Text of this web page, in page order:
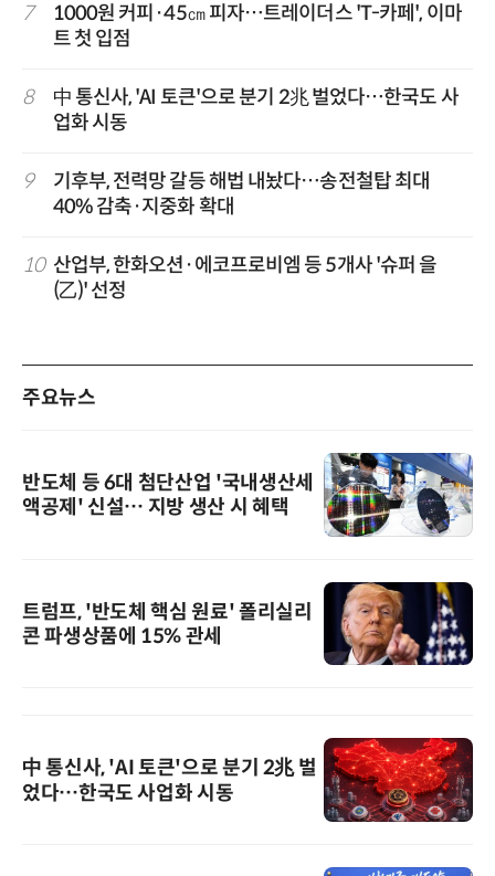
7
1000원 커피·45㎝ 피자…트레이더스 'T-카페', 이마
트 첫 입점
8
中 통신사, 'AI 토큰'으로 분기 2兆 벌었다…한국도 사
업화 시동
9
기후부, 전력망 갈등 해법 내놨다…송전철탑 최대
40% 감축·지중화 확대
10 산업부, 한화오션·에코프로비엠 등 5개사 '슈퍼 을
(乙)' 선정
주요뉴스
반도체 등 6대 첨단산업 '국내생산세
액공제' 신설… 지방 생산 시 혜택
트럼프, '반도체 핵심 원료' 폴리실리
콘 파생상품에 15% 관세
中 통신사, 'AI 토큰'으로 분기 2兆 벌
었다…한국도 사업화 시동